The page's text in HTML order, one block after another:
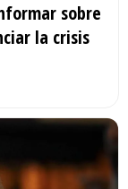
sobre
la crisis